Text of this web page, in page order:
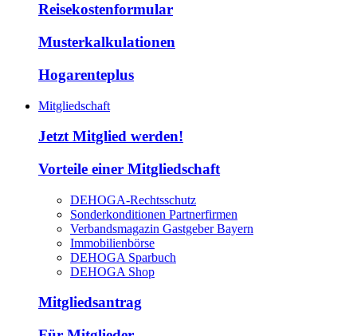
Reisekostenformular
Musterkalkulationen
Hogarenteplus
Mitgliedschaft
Jetzt Mitglied werden!
Vorteile einer Mitgliedschaft
DEHOGA-Rechtsschutz
Sonderkonditionen Partnerfirmen
Verbandsmagazin Gastgeber Bayern
Immobilienbörse
DEHOGA Sparbuch
DEHOGA Shop
Mitgliedsantrag